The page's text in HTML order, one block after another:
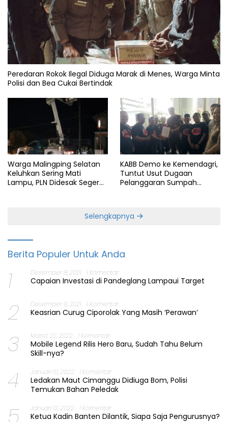
Peredaran Rokok Ilegal Diduga Marak di Menes, Warga Minta
Polisi dan Bea Cukai Bertindak
Warga Malingping Selatan
Keluhkan Sering Mati
Lampu, PLN Didesak Segera
KABB Demo ke Kemendagri,
Tuntut Usut Dugaan
Pelanggaran Sumpah
Selengkapnya
Berita Populer Untuk Anda
1 Desember 8, 2021 1 Komentar
Capaian Investasi di Pandeglang Lampaui Target
2 Desember 9, 2021 1 Komentar
Keasrian Curug Ciporolak Yang Masih ‘Perawan’
3 Maret 22, 2022 1 Komentar
Mobile Legend Rilis Hero Baru, Sudah Tahu Belum
Skill-nya?
4 Januari 10, 2022 1 Komentar
Ledakan Maut Cimanggu Didiuga Bom, Polisi
Temukan Bahan Peledak
Januari 12, 2022 1 Komentar
Ketua Kadin Banten Dilantik, Siapa Saja Pengurusnya?